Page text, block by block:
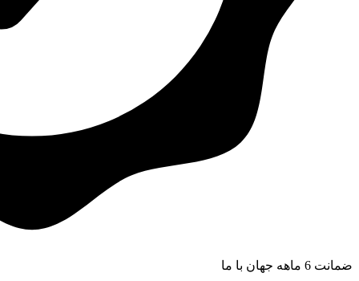
ضمانت 6 ماهه جهان با ما